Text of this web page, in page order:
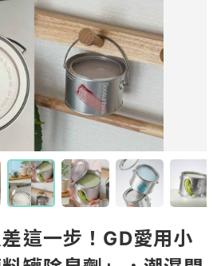
這一步！GD愛用小